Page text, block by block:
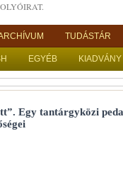
TUDÁSTÁR
EGYÉB
Egy tantárgyközi